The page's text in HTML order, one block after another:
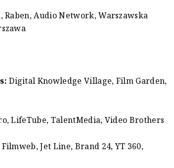
Raben, Audio Network, Warszawska
Digital Knowledge Village, Film Garden,
LifeTube, TalentMedia, Video Brothers
Jet Line, Brand 24, YT 360,